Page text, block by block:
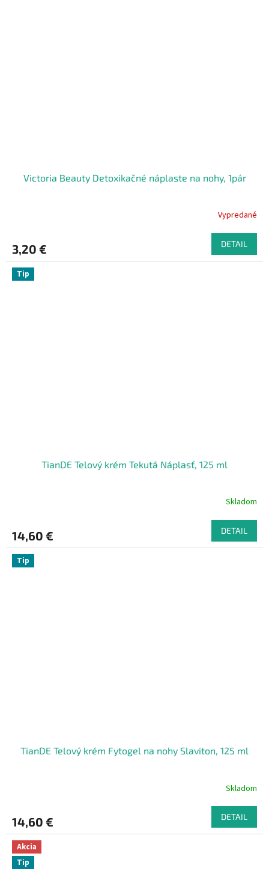
Victoria Beauty Detoxikačné náplaste na nohy, 1pár
Vypredané
3,20 € DETAIL
Tip
TianDE Telový krém Tekutá Náplasť, 125 ml
Skladom
14,60 € DETAIL
Tip
TianDE Telový krém Fytogel na nohy Slaviton, 125 ml
Skladom
14,60 € DETAIL
Akcia
Tip